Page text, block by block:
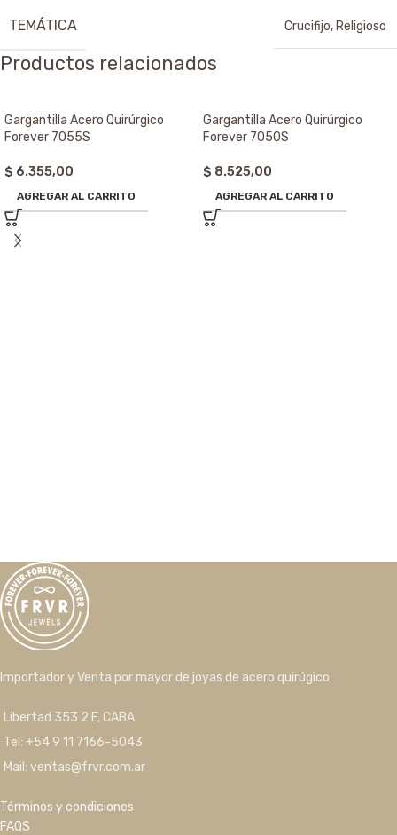
TEMÁTICA Crucifijo, Religioso
Productos relacionados
Gargantilla Acero Quirúrgico
Forever 7055S
$ 6.355,00
AGREGAR AL CARRITO
Gargantilla Acero Quirúrgico
Forever 7050S
$ 8.525,00
AGREGAR AL CARRITO
Importador y Venta por mayor de joyas de acero quirúgico
Libertad 353 2 F, CABA
Tel: +54 9 11 7166-5043
Mail: ventas@frvr.com.ar
Términos y condiciones
FAQS